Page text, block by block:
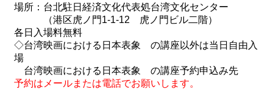
場所：台北駐日経済文化代表処台湾文化センター
（港区虎ノ門1-1-12 虎ノ門ビル二階）
各日入場料無料
◇台湾映画における日本表象 の講座以外は当日自由入
場
台湾映画における日本表象 の講座予約申込み先
予約はメールまたは電話でお願いします。